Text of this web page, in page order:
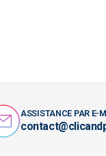
ASSISTANCE PAR E-